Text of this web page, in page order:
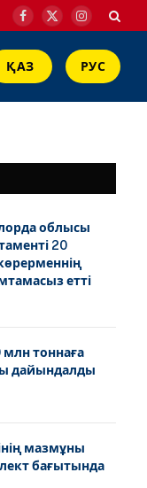
Facebook
X
Instagram
ҚАЗ РУС
облысы
20
етті
млн тоннаға
дайындалды
мазмұны
бағытында